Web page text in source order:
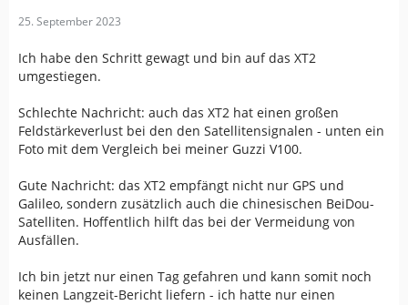
25. September 2023
Ich habe den Schritt gewagt und bin auf das XT2
umgestiegen.
Schlechte Nachricht: auch das XT2 hat einen großen
Feldstärkeverlust bei den den Satellitensignalen - unten ein
Foto mit dem Vergleich bei meiner Guzzi V100.
Gute Nachricht: das XT2 empfängt nicht nur GPS und
Galileo, sondern zusätzlich auch die chinesischen BeiDou-
Satelliten. Hoffentlich hilft das bei der Vermeidung von
Ausfällen.
Ich bin jetzt nur einen Tag gefahren und kann somit noch
keinen Langzeit-Bericht liefern - ich hatte nur einen